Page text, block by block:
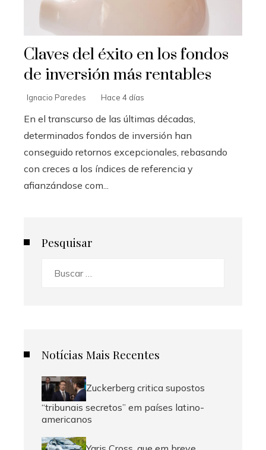
Claves del éxito en los fondos
de inversión más rentables
Ignacio Paredes Hace 4 días
En el transcurso de las últimas décadas,
determinados fondos de inversión han
conseguido retornos excepcionales, rebasando
con creces a los índices de referencia y
afianzándose com...
Pesquisar
Notícias Mais Recentes
Zuckerberg critica supostos
“tribunais secretos” em países latino-
americanos